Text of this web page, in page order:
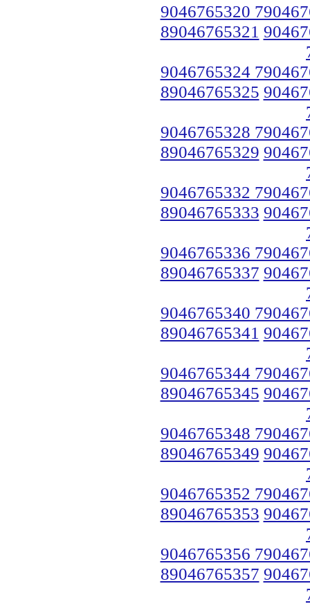
9046765320
89046765321
9046765324
89046765325
9046765328
89046765329
9046765332
89046765333
9046765336
89046765337
9046765340
89046765341
9046765344
89046765345
9046765348
89046765349
9046765352
89046765353
9046765356
89046765357